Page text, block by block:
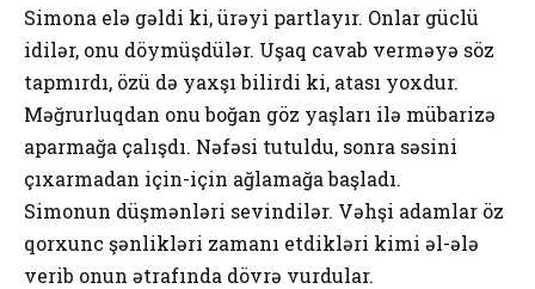
Simona elə gəldi ki, ürəyi partlayır. Onlar güclü
idilər, onu döymüşdülər. Uşaq cavab verməyə söz
tapmırdı, özü də yaxşı bilirdi ki, atası yoxdur.
Məğrurluqdan onu boğan göz yaşları ilə mübarizə
aparmağa çalışdı. Nəfəsi tutuldu, sonra səsini
çıxarmadan için-için ağlamağa başladı.
Simonun düşmənləri sevindilər. Vəhşi adamlar öz
qorxunc şənlikləri zamanı etdikləri kimi əl-ələ
verib onun ətrafında dövrə vurdular.